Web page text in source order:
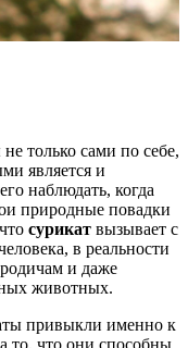
только сами по себе,
является и
наблюдать, когда
природные повадки
сурикат вызывает с
в реальности
и даже
животных.
привыкли именно к
то, что они способны